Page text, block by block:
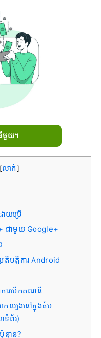
មួយ។
[លាក់]
យប្រើ
ជាមួយ Google+
តិបត្តិការ Android
របើកគណនី
ល្បងនៅក្នុងតំប
ទំព័រ)
មាន?